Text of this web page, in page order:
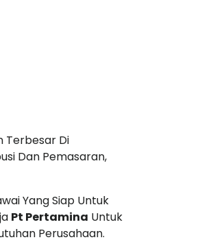
Terbesar Di
Dan Pemasaran,
Yang Siap Untuk
Pt Pertamina Untuk
Perusahaan.